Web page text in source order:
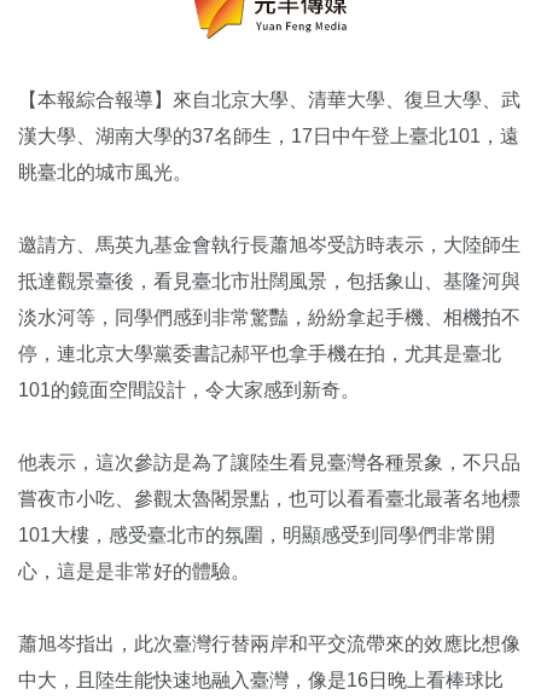
【本報綜合報導】來自北京大學、清華大學、復旦大學、武
漢大學、湖南大學的37名師生，17日中午登上臺北101，遠
眺臺北的城市風光。
邀請方、馬英九基金會執行長蕭旭岑受訪時表示，大陸師生
抵達觀景臺後，看見臺北市壯闊風景，包括象山、基隆河與
淡水河等，同學們感到非常驚豔，紛紛拿起手機、相機拍不
停，連北京大學黨委書記郝平也拿手機在拍，尤其是臺北
101的鏡面空間設計，令大家感到新奇。
他表示，這次參訪是為了讓陸生看見臺灣各種景象，不只品
嘗夜市小吃、參觀太魯閣景點，也可以看看臺北最著名地標
101大樓，感受臺北市的氛圍，明顯感受到同學們非常開
心，這是是非常好的體驗。
蕭旭岑指出，此次臺灣行替兩岸和平交流帶來的效應比想像
中大，且陸生能快速地融入臺灣，像是16日晚上看棒球比